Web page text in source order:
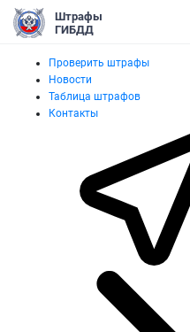
Штрафы
ГИБДД
Проверить штрафы
Новости
Таблица штрафов
Контакты